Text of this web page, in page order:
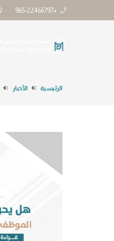
+965-22466797
الرئيسية الأخبار